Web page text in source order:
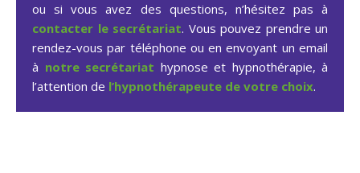
ou si vous avez des questions, n’hésitez pas à
contacter le secrétariat. Vous pouvez prendre un
rendez-vous par téléphone ou en envoyant un email
à notre secrétariat hypnose et hypnothérapie, à
l’attention de l’hypnothérapeute de votre choix.